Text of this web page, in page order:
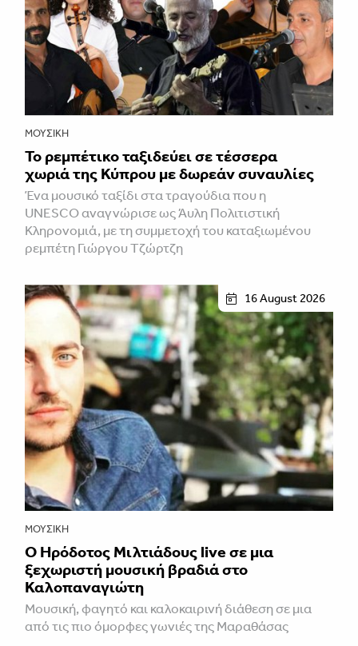
ΜΟΥΣΙΚΉ
Το ρεμπέτικο ταξιδεύει σε τέσσερα
χωριά της Κύπρου με δωρεάν συναυλίες
Ένα μουσικό ταξίδι στα τραγούδια που η
UNESCO αναγνώρισε ως Άυλη Πολιτιστική
Κληρονομιά, με τη συμμετοχή του καταξιωμένου
ρεμπέτη Γιώργου Τζώρτζη
16 August 2026
ΜΟΥΣΙΚΉ
Ο Ηρόδοτος Μιλτιάδους live σε μια
ξεχωριστή μουσική βραδιά στο
Καλοπαναγιώτη
Μουσική, φαγητό και καλοκαιρινή διάθεση σε μια
από τις πιο όμορφες γωνιές της Μαραθάσας